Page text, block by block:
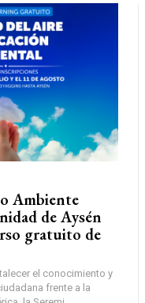
Ambiente
de Aysén
gratuito de
el conocimiento y
frente a la